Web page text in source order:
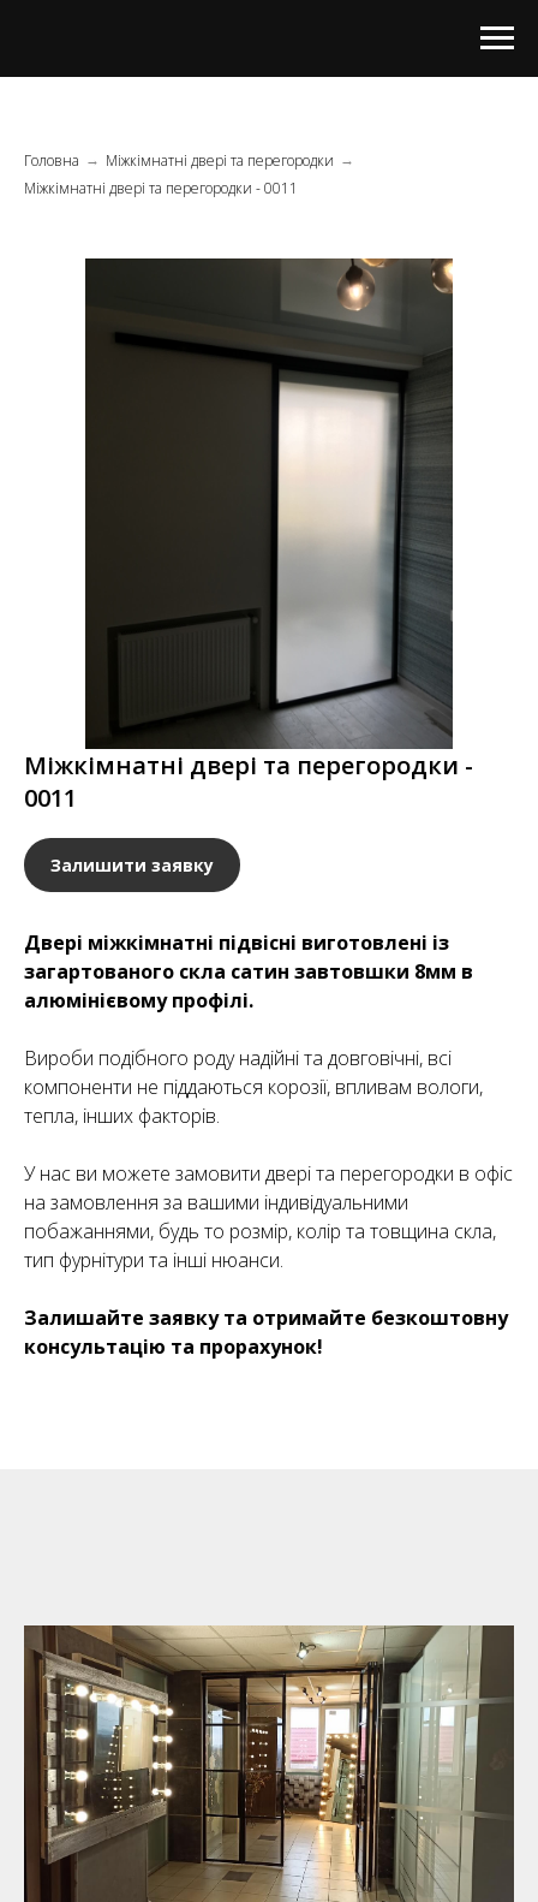
Головна → Міжкімнатні двері та перегородки →
Міжкімнатні двері та перегородки - 0011
Міжкімнатні двері та перегородки -
0011
Залишити заявку
Двері міжкімнатні підвісні виготовлені із
загартованого скла сатин завтовшки 8мм в
алюмінієвому профілі.
Вироби подібного роду надійні та довговічні, всі
компоненти не піддаються корозії, впливам вологи,
тепла, інших факторів.
У нас ви можете замовити двері та перегородки в офіс
на замовлення за вашими індивідуальними
побажаннями, будь то розмір, колір та товщина скла,
тип фурнітури та інші нюанси.
Залишайте заявку та отримайте безкоштовну
консультацію та прорахунок!